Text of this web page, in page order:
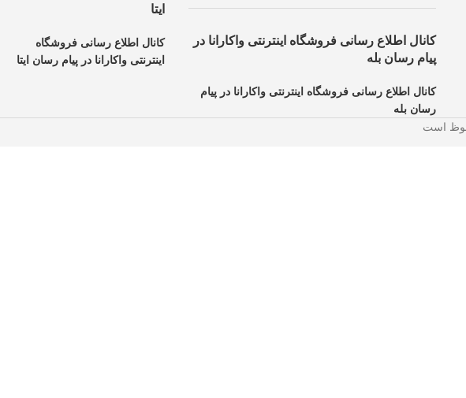
کانال اطلاع رسانی فروشگاه اینترنتی واکارانا در
پیام رسان بله
کانال اطلاع رسانی فروشگاه اینترنتی واکارانا در پیام
رسان بله
ایتا
کانال اطلاع رسانی فروشگاه
اینترنتی واکارانا در پیام رسان ایتا
است